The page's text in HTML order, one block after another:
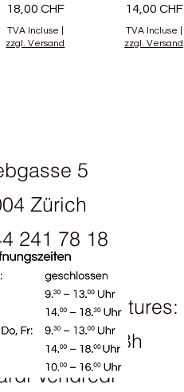
Prix
18,00 CHF
TVA Incluse
zzgl. Versand
Prix
14,00 CHF
TVA Incluse
zzgl. Versand
5
Zürich
241 78 18
d'ouvertures:
13h30 - 18h
Vendredi